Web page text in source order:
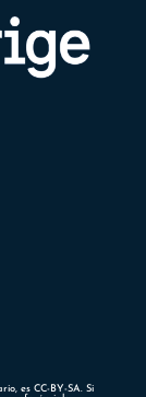
es CC-BY-SA. Si